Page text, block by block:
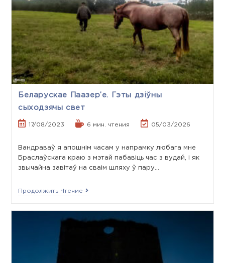
Беларускае Паазер’е. Гэты дзіўны
сыходзячы свет
17/08/2023 6 мин. чтения 05/03/2026
Вандраваў я апошнім часам у напрамку любага мне
Браслаўскага краю з мэтай пабавіць час з вудай, і як
звычайна завітаў на сваім шляху ў пару…
Продолжить Чтение